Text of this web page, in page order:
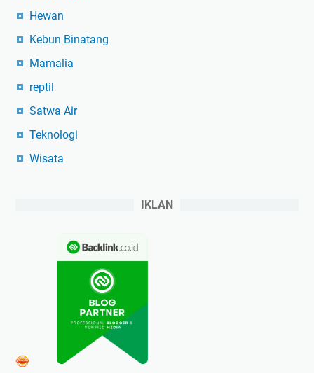
Hewan
Kebun Binatang
Mamalia
reptil
Satwa Air
Teknologi
Wisata
IKLAN